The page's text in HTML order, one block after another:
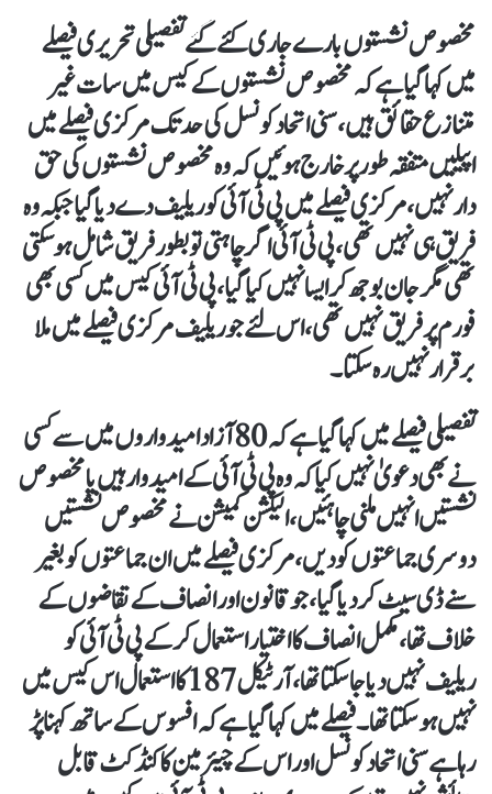
مخصوص نشستوں بارے جاری کئے گئے تفصیلی تحریری فیصلے
میں کہا گیا ہے کہ مخصوص نشستوں کے کیس میں سات غیر
متنازع حقائق ہیں، سنی اتحاد کونسل کی حد تک مرکزی فیصلے میں
اپیلیں متفقہ طور پر خارج ہوئیں کہ وہ مخصوص نشستوں کی حق
دار نہیں، مرکزی فیصلے میں پی ٹی آئی کو ریلیف دے دیا گیا جبکہ وہ
فریق ہی نہیں تھی، پی ٹی آئی اگر چاہتی تو بطور فریق شامل ہو سکتی
تھی مگر جان بوجھ کر ایسا نہیں کیا گیا، پی ٹی آئی کیس میں کسی بھی
فورم پر فریق نہیں تھی، اس لئے جو ریلیف مرکزی فیصلے میں ملا
برقرار نہیں رہ سکتا۔
تفصیلی فیصلے میں کہا گیا ہے کہ 80 آزاد امیدواروں میں سے کسی
نے بھی دعویٰ نہیں کیا کہ وہ پی ٹی آئی کے امیدوار ہیں یا مخصوص
نشستیں انہیں ملنی چاہئیں، الیکشن کمیشن نے مخصوص نشستیں
دوسری جماعتوں کو دیں، مرکزی فیصلے میں ان جماعتوں کو بغیر
سنے ڈی سیٹ کر دیا گیا، جو قانون اور انصاف کے تقاضوں کے
خلاف تھا، مکمل انصاف کا اختیار استعمال کر کے پی ٹی آئی کو
ریلیف نہیں دیا جاسکتا تھا، آرٹیکل 187 کا استعمال اس کیس میں
نہیں ہوسکتا تھا۔ فیصلے میں کہا گیا ہے کہ افسوس کے ساتھ کہنا پڑ
رہا ہے سنی اتحاد کونسل اور اس کے چیئرمین کا کنڈکٹ قابل